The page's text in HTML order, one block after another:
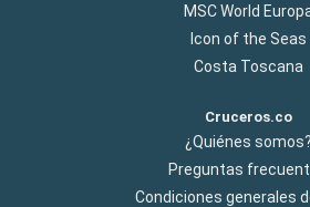
MSC World
Icon of the Seas
Costa Toscana
Cruceros.co
¿Quiénes somos?
Preguntas
Condiciones generales